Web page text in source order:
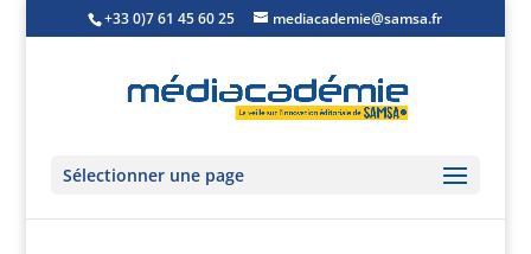
+33 0)7 61 45 60 25 mediacademie@samsa.fr
Sélectionner une page